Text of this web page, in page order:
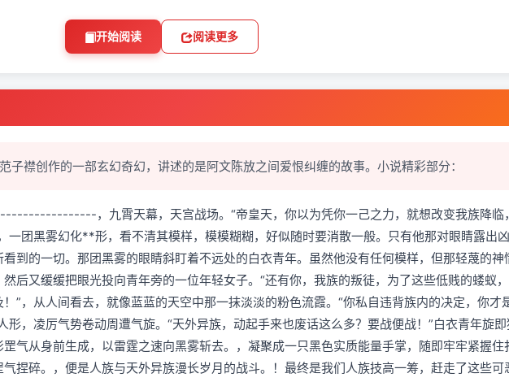
开始阅读 阅读更多
子襟创作的一部玄幻奇幻，讲述的是阿文陈放之间爱恨纠缠的故事。小说精彩部分：
，九霄天幕，天宫战场。“帝皇天，你以为凭你一己之力，就想改变我族降临
一团黑雾幻化**形，看不清其模样，模模糊糊，好似随时要消散一般。只有他那对眼睛露出
到的一切。那团黑雾的眼睛斜盯着不远处的白衣青年。虽然他没有任何模样，但那轻蔑的神
后又缓缓把眼光投向青年旁的一位年轻女子。“还有你，我族的叛徒，为了这些低贱的蝼蚁
”，从人间看去，就像蓝蓝的天空中那一抹淡淡的粉色流霞。“你私自违背族内的决定，你才
形，凌厉气势卷动周遭气旋。“天外异族，动起手来也废话这么多？要战便战！”白衣青年旋
气从身前生成，以雷霆之速向黑雾斩去。，凝聚成一只黑色实质能量手掌，随即牢牢紧握住
捏碎。，便是人族与天外异族漫长岁月的战斗。！最终是我们人族技高一筹，赶走了这些可